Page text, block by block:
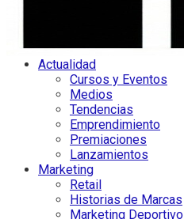
Actualidad
Cursos y Eventos
Medios
Tendencias
Emprendimiento
Premiaciones
Lanzamientos
Marketing
Retail
Historias de Marcas
Marketing Deportivo